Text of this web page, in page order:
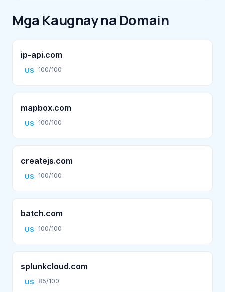
Mga Kaugnay na Domain
ip-api.com
US 100/100
mapbox.com
US 100/100
createjs.com
US 100/100
batch.com
US 100/100
splunkcloud.com
US 85/100